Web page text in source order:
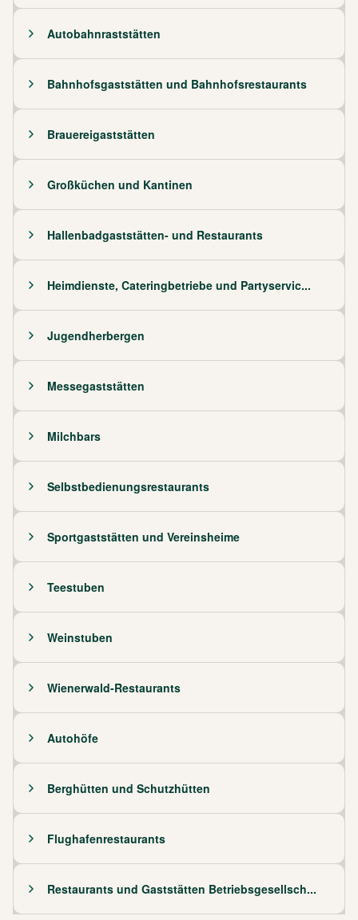
Autobahnraststätten
Bahnhofsgaststätten und Bahnhofsrestaurants
Brauereigaststätten
Großküchen und Kantinen
Hallenbadgaststätten- und Restaurants
Heimdienste, Cateringbetriebe und Partyservic...
Jugendherbergen
Messegaststätten
Milchbars
Selbstbedienungsrestaurants
Sportgaststätten und Vereinsheime
Teestuben
Weinstuben
Wienerwald-Restaurants
Autohöfe
Berghütten und Schutzhütten
Flughafenrestaurants
Restaurants und Gaststätten Betriebsgesellsch...